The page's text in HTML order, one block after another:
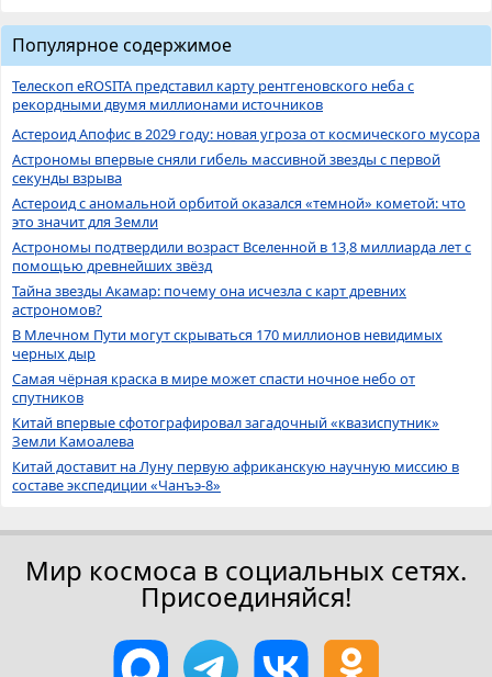
Популярное содержимое
Телескоп eROSITA представил карту рентгеновского неба с
рекордными двумя миллионами источников
Астероид Апофис в 2029 году: новая угроза от космического мусора
Астрономы впервые сняли гибель массивной звезды с первой
секунды взрыва
Астероид с аномальной орбитой оказался «темной» кометой: что
это значит для Земли
Астрономы подтвердили возраст Вселенной в 13,8 миллиарда лет с
помощью древнейших звёзд
Тайна звезды Акамар: почему она исчезла с карт древних
астрономов?
В Млечном Пути могут скрываться 170 миллионов невидимых
черных дыр
Самая чёрная краска в мире может спасти ночное небо от
спутников
Китай впервые сфотографировал загадочный «квазиспутник»
Земли Камоалева
Китай доставит на Луну первую африканскую научную миссию в
составе экспедиции «Чанъэ-8»
Мир космоса в социальных сетях.
Присоединяйся!